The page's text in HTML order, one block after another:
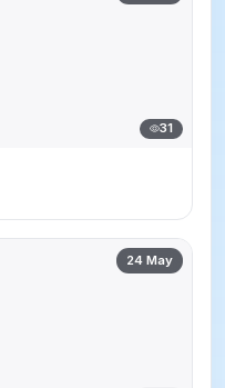
31
24 May